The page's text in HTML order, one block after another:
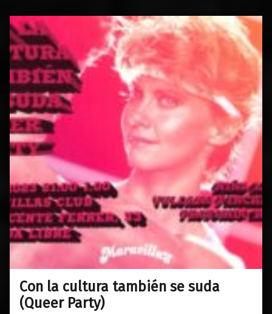
Con la cultura también se suda
(Queer Party)
22/05/2023
0
Maravillas